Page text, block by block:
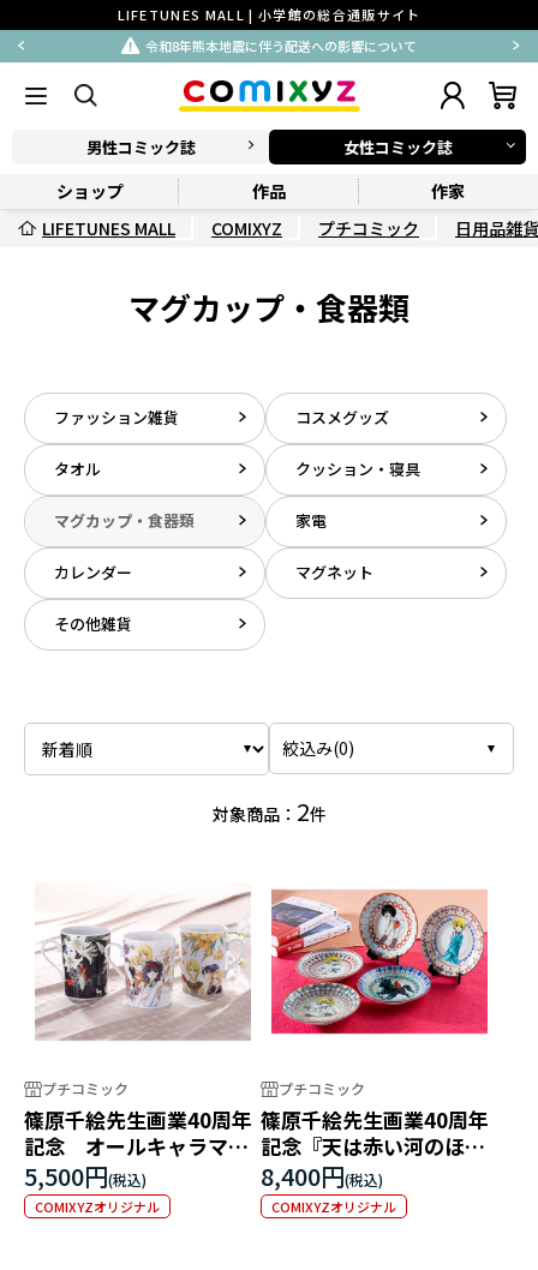
LIFETUNES MALL | 小学館の総合通販サイト
令和8年熊本地震に伴う配送への影響について
男性コミック誌 女性コミック誌
ショップ 作品
作家
LIFETUNES MALL
COMIXYZ プチコミック 日用品雑貨
マグカップ・食器類
ファッション雑貨 コスメグッズ
タオル クッション・寝具
マグカップ・食器類 家電
カレンダー マグネット
その他雑貨
絞込み(0)
対象商品： 2件
プチコミック
篠原千絵先生画業40周年
記念 オールキャラマグ
カップ
5,500円
COMIXYZオリジナル
プチコミック
篠原千絵先生画業40周年
記念『天は赤い河のほと
り』九谷焼豆皿セット
8,400円
COMIXYZオリジナル